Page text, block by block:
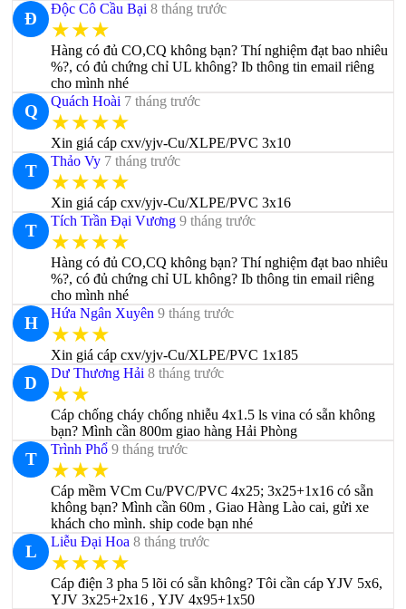
Đ
Độc Cô Cầu Bại 8 tháng trước
★★★
Hàng có đủ CO,CQ không bạn? Thí nghiệm đạt bao nhiêu
%?, có đủ chứng chỉ UL không? Ib thông tin email riêng
cho mình nhé
Q
Quách Hoài 7 tháng trước
★★★★
Xin giá cáp cxv/yjv-Cu/XLPE/PVC 3x10
T
Thảo Vy 7 tháng trước
★★★★
Xin giá cáp cxv/yjv-Cu/XLPE/PVC 3x16
T
Tích Trần Đại Vương 9 tháng trước
★★★★
Hàng có đủ CO,CQ không bạn? Thí nghiệm đạt bao nhiêu
%?, có đủ chứng chỉ UL không? Ib thông tin email riêng
cho mình nhé
H
Hứa Ngân Xuyên 9 tháng trước
★★★
Xin giá cáp cxv/yjv-Cu/XLPE/PVC 1x185
D
Dư Thương Hải 8 tháng trước
★★
Cáp chống cháy chống nhiễu 4x1.5 ls vina có sẵn không
bạn? Mình cần 800m giao hàng Hải Phòng
T
Trình Phổ 9 tháng trước
★★★
Cáp mềm VCm Cu/PVC/PVC 4x25; 3x25+1x16 có sẵn
không bạn? Mình cần 60m , Giao Hàng Lào cai, gửi xe
khách cho mình. ship code bạn nhé
L
Liễu Đại Hoa 8 tháng trước
★★★★
Cáp điện 3 pha 5 lõi có sẵn không? Tôi cần cáp YJV 5x6,
YJV 3x25+2x16 , YJV 4x95+1x50